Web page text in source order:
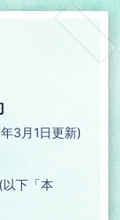
3月1日更新)
下「本